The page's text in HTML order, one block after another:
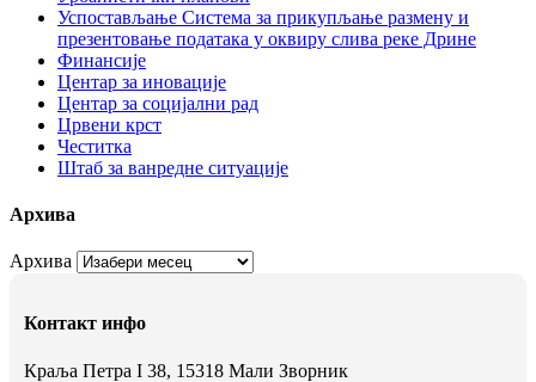
Успостављање Система за прикупљање размену и
презентовање података у оквиру слива реке Дрине
Финансије
Центар за иновације
Центар за социјални рад
Црвени крст
Честитка
Штаб за ванредне ситуације
Архива
Архива
Контакт инфо
Краља Петра I 38, 15318 Мали Зворник